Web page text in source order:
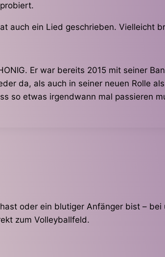
auch ein Lied geschrieben. Vielleicht
Er war bereits 2015 mit seiner
da, als auch in seiner neuen Rolle
so etwas irgendwann mal passieren
oder ein blutiger Anfänger bist –
zum Volleyballfeld.